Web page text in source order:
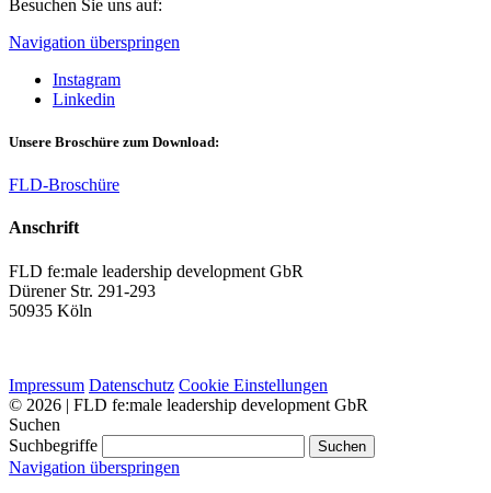
Besuchen Sie uns auf:
Navigation überspringen
Instagram
Linkedin
Unsere Broschüre zum Download:
FLD-Broschüre
Anschrift
FLD fe:male leadership development GbR
Dürener Str. 291-293
50935 Köln
Impressum Datenschutz Cookie Einstellungen
© 2026 | FLD fe:male leadership development GbR
Suchen
Suchbegriffe
Suchen
Navigation überspringen